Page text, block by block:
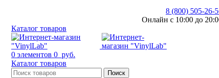
8 (800) 505-26-
Онлайн с 10:00 до
Каталог товаров
0 элементов 0 руб.
Каталог товаров
Поиск